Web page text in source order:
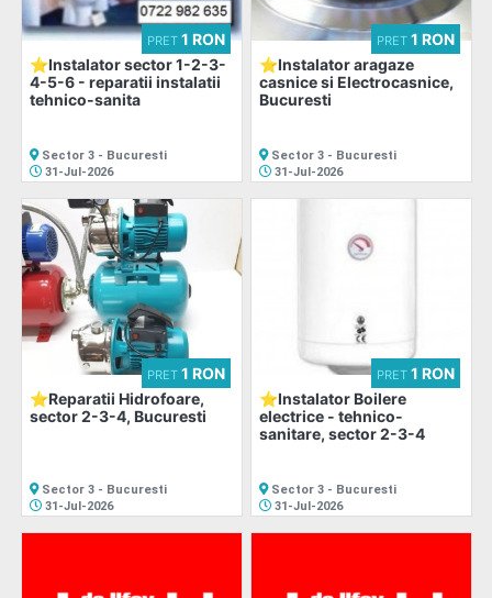
Adaugă
Favorite
Ajutor
⭐Instalator sector 1-2-3-
4-5-6 - reparatii instalatii
tehnico-sanita
PRET1 RON
Sector 3 - Bucuresti
31-Jul-2026
⭐Instalator aragaze
casnice si Electrocasnice,
Bucuresti
PRET1 RON
Sector 3 - Bucuresti
31-Jul-2026
⭐Reparatii Hidrofoare,
sector 2-3-4, Bucuresti
PRET1 RON
Sector 3 - Bucuresti
31-Jul-2026
⭐Instalator Boilere
electrice - tehnico-
sanitare, sector 2-3-4
PRET1 RON
Sector 3 - Bucuresti
31-Jul-2026